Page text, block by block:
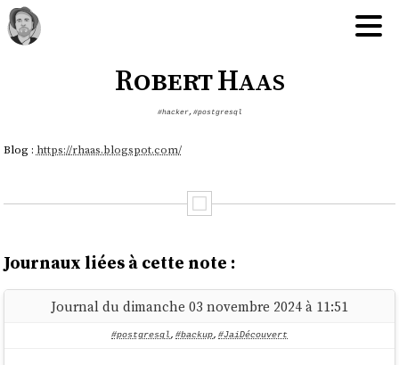
Robert Haas
#hacker, #postgresql
Blog : https://rhaas.blogspot.com/
Journaux liées à cette note :
Journal du dimanche 03 novembre 2024 à 11:51
#postgresql, #backup, #JaiDécouvert